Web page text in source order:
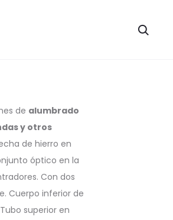
MINI
CNX
de alumbrado
y otros
de hierro en
óptico en la
Con dos
Cuerpo inferior de
superior en